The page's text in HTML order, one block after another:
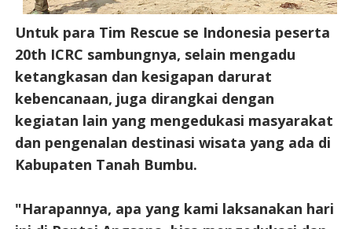
Untuk para Tim Rescue se Indonesia peserta
20th ICRC sambungnya, selain mengadu
ketangkasan dan kesigapan darurat
kebencanaan, juga dirangkai dengan
kegiatan lain yang mengedukasi masyarakat
dan pengenalan destinasi wisata yang ada di
Kabupaten Tanah Bumbu.
"Harapannya, apa yang kami laksanakan hari